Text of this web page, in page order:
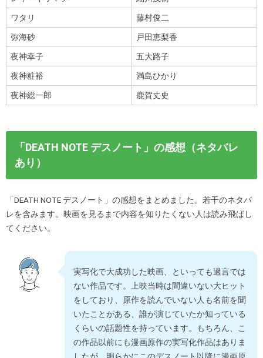
ワタリ 藤村俊二
弥海砂 戸田恵梨香
夜神幸子 五大路子
夜神粧裕 満島ひかり
夜神総一郎 鹿賀丈史
「DEATH NOTE デスノート」の感想（ネタバレ
あり）
「DEATH NOTE デスノート」の感想をまとめました。若干のネタバ
レを含みます。映画を見るまで内容を知りたくない人は読み飛ばし
てください。
実写化で大成功した映画、といっても過言では
ない作品です。上映当時は間違いない大ヒット
をしており、原作を読んでいない人も名前を聞
いたことがある、誰が演じていたか知っている
くらいの話題性を持っています。もちろん、こ
の作品以前にも漫画原作の実写化作品はありま